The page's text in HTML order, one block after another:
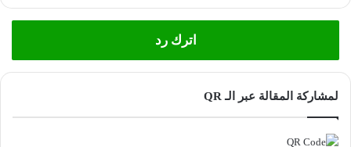
اترك رد
لمشاركة المقالة عبر الـ QR